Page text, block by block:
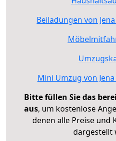
Beiladungen von
Mini Umzug von
Bitte füllen Sie das
aus, um kostenlose
denen alle Preise und
dargestellt